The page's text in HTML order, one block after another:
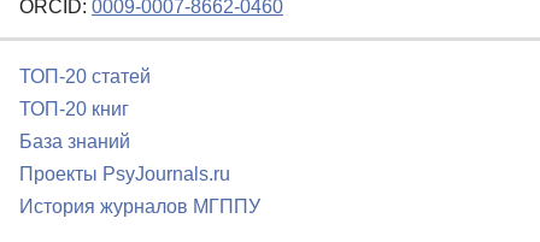
ORCID: 0009-0007-8662-0460
ТОП-20 статей
ТОП-20 книг
База знаний
Проекты PsyJournals.ru
История журналов МГППУ